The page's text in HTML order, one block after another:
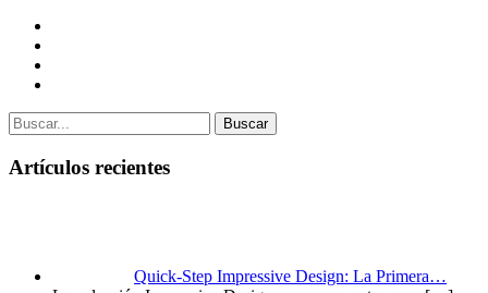
Buscar
Artículos recientes
Quick-Step Impressive Design: La Primera…